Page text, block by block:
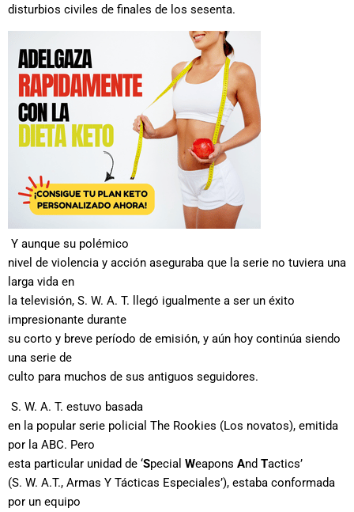
disturbios civiles de finales de los sesenta.
Y aunque su polémico
nivel de violencia y acción aseguraba que la serie no tuviera una
larga vida en
la televisión, S. W. A. T. llegó igualmente a ser un éxito
impresionante durante
su corto y breve período de emisión, y aún hoy continúa siendo
una serie de
culto para muchos de sus antiguos seguidores.
S. W. A. T. estuvo basada
en la popular serie policial The Rookies (Los novatos), emitida
por la ABC. Pero
esta particular unidad de ‘Special Weapons And Tactics’
(S. W. A.T., Armas Y Tácticas Especiales’), estaba conformada
por un equipo